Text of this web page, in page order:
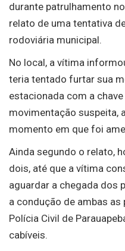
durante patrulhamento
relato de uma tentativa
rodoviária municipal.
No local, a vítima
teria tentado furtar sua
estacionada com a
movimentação suspeita,
momento em que foi
Ainda segundo o relato,
dois, até que a vítima
aguardar a chegada dos
a condução de ambas as
Polícia Civil de
cabíveis.